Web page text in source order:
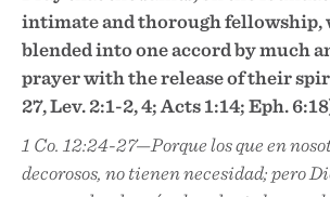
intimate and thorough fellowship,
blended into one accord by much
prayer with the release of their
27, Lev. 2:1-2, 4; Acts 1:14; Eph.
1 Co. 12:24-27—Porque los que en
decorosos, no tienen necesidad; pero